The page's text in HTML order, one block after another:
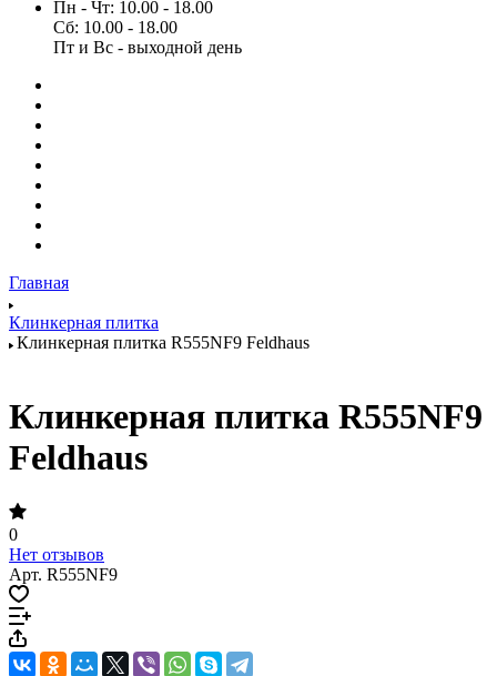
Пн - Чт: 10.00 - 18.00
Сб: 10.00 - 18.00
Пт и Вс - выходной день
Главная
Клинкерная плитка
Клинкерная плитка R555NF9 Feldhaus
Клинкерная плитка R555NF9
Feldhaus
0
Нет отзывов
Арт. R555NF9